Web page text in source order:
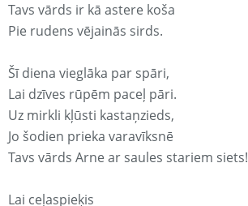
Tavs vārds ir kā astere koša
Pie rudens vējainās sirds.
Šī diena vieglāka par spāri,
Lai dzīves rūpēm paceļ pāri.
Uz mirkli kļūsti kastaņzieds,
Jo šodien prieka varavīksnē
Tavs vārds Arne ar saules stariem siets!
Lai ceļaspieķis